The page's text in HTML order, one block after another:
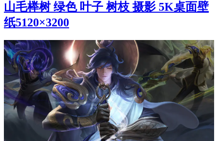
山毛榉树 绿色 叶子 树枝 摄影 5K桌面壁
纸5120×3200